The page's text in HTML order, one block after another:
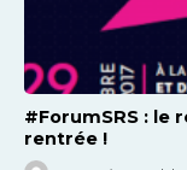
#ForumSRS : le
rentrée !